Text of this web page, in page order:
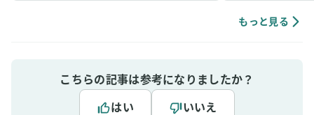
もっと見る
こちらの記事は参考になりましたか？
はい
いいえ